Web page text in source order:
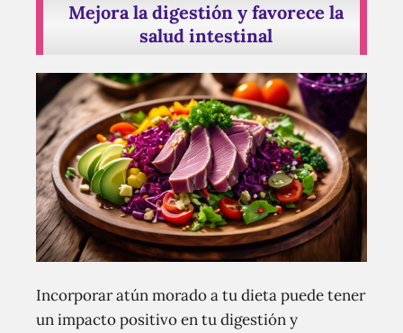
Mejora la digestión y favorece la
salud intestinal
Incorporar atún morado a tu dieta puede tener
un impacto positivo en tu digestión y